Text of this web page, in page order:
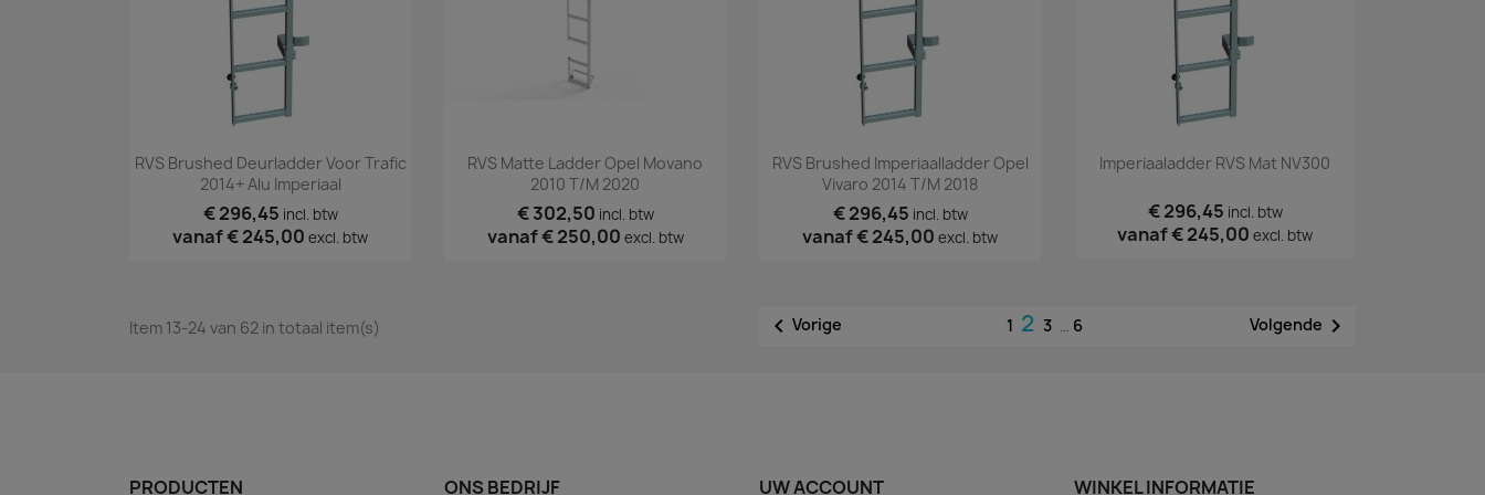
Snel bekijken
RVS Brushed Deurladder Voor Trafic
2014+ Alu Imperiaal
€ 296,45 incl. btw
vanaf€ 245,00 excl. btw
Snel bekijken
RVS Matte Ladder Opel Movano
2010 T/m 2020
€ 302,50 incl. btw
vanaf€ 250,00 excl. btw
Snel bekijken
RVS Brushed Imperiaalladder Opel
Vivaro 2014 T/m 2018
€ 296,45 incl. btw
vanaf€ 245,00 excl. btw
Snel bekijken
Imperiaaladder RVS Mat NV300
€ 296,45 incl. btw
vanaf€ 245,00 excl. btw
Item 13-24 van 62 in totaal item(s)  Vorige 1 2 3 … 6 Volgende 
PRODUCTEN ONS BEDRIJF UW ACCOUNT WINKEL INFORMATIE